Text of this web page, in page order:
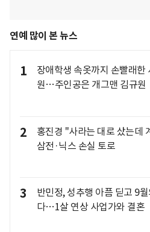
연예 많이 본 뉴스
1
장애학생 속옷까지 손빨래한
원…주인공은 개그맨 김규원
2
홍진경 "사라는 대로 샀는데
삼전·닉스 손실 토로
3
반민정, 성추행 아픔 딛고 9
다…1살 연상 사업가와 결혼